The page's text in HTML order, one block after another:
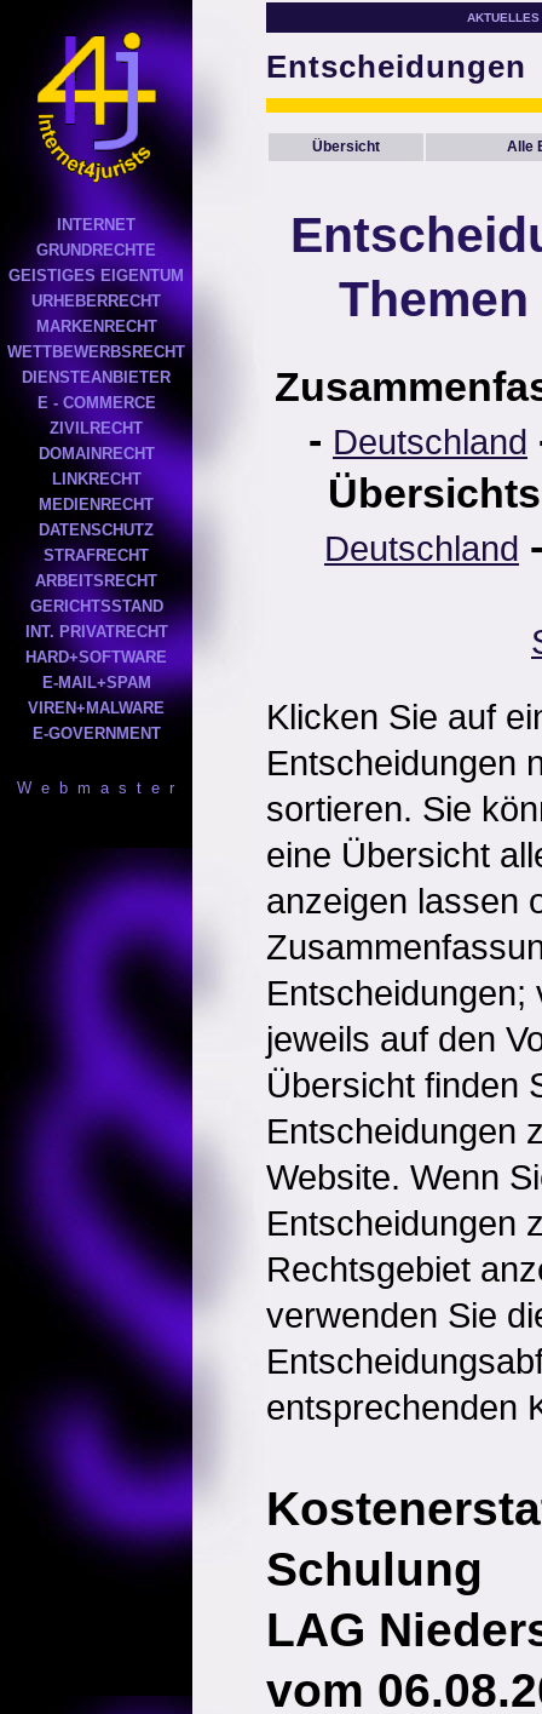
INTERNET
GRUNDRECHTE
GEISTIGES EIGENTUM
URHEBERRECHT
MARKENRECHT
WETTBEWERBSRECHT
DIENSTEANBIETER
E - COMMERCE
ZIVILRECHT
DOMAINRECHT
LINKRECHT
MEDIENRECHT
DATENSCHUTZ
STRAFRECHT
ARBEITSRECHT
GERICHTSSTAND
INT. PRIVATRECHT
HARD+SOFTWARE
E-MAIL+SPAM
VIREN+MALWARE
E-GOVERNMENT
W e b m a s t e r
AKTUELLES
Entscheidungen
Übersicht Alle
- Deutschland
Deutschland
Klicken Sie auf
Entscheidungen
sortieren. Sie
eine Übersicht
anzeigen lassen
Entscheidungen;
jeweils auf den
Übersicht finden
Entscheidungen
Website. Wenn
Entscheidungen
Rechtsgebiet
verwenden Sie
entsprechenden
Schulung
LAG
vom